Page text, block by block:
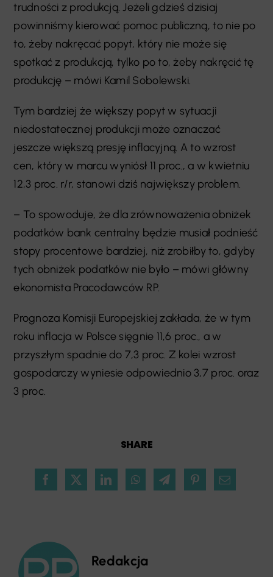
SHARE
trudności z produkcją. Jeżeli gdzieś dzisiaj
powinniśmy kierować pomoc publiczną, to nie po
to, żeby nakręcać popyt, który nie może się
spotkać z produkcją, tylko po to, żeby nakręcić tę
produkcję – mówi Kamil Sobolewski.
Tym bardziej że większy popyt w sytuacji
niedostatecznej produkcji może oznaczać
jeszcze większą presję inflacyjną. A to wzrost
cen, który w marcu wyniósł 11 proc., a w kwietniu
12,3 proc. r/r, stanowi dziś największy problem.
– To spowoduje, że dla zrównoważenia obniżek
podatków bank centralny będzie musiał podnieść
stopy procentowe bardziej, niż zrobiłby to, gdyby
tych obniżek podatków nie było – mówi główny
ekonomista Pracodawców RP.
Prognoza Komisji Europejskiej zakłada, że w tym
roku inflacja w Polsce sięgnie 11,6 proc., a w
przyszłym spadnie do 7,3 proc. Z kolei wzrost
gospodarczy wyniesie odpowiednio 3,7 proc. oraz
3 proc.
Redakcja